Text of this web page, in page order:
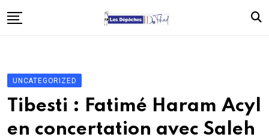
to
Économie
Santé
Éducation
UNCATEGORIZED
Tibesti : Fatimé Haram Acyl
en concertation avec Saleh